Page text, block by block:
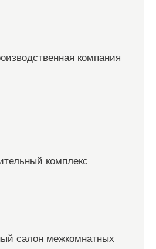
компания
комплекс
салон межкомнатных